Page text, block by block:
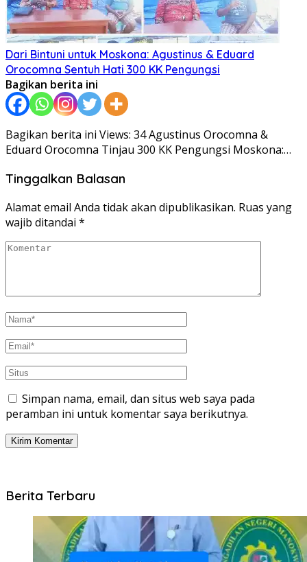
Dari Bintuni untuk Moskona: Agustinus & Eduard
Orocomna Sentuh Hati 300 KK Pengungsi
Bagikan berita ini
Bagikan berita ini Views: 34 Agustinus Orocomna &
Eduard Orocomna Tinjau 300 KK Pengungsi Moskona:…
Tinggalkan Balasan
Alamat email Anda tidak akan dipublikasikan. Ruas yang
wajib ditandai *
Simpan nama, email, dan situs web saya pada
peramban ini untuk komentar saya berikutnya.
Berita Terbaru